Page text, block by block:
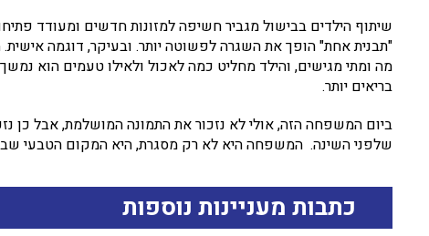
שיתוף הילדים בבישול מגביר חשיפה למזונות חדשים ומעודד
"תבנית אחת" הופך את השגרה לפשוטה יותר. ובעיקר, דוגמה אישית.
מה ומתי מגישים, והילד מחליט כמה לאכול ולאילו טעמים הוא
בריאים יותר.
ביום המשפחה הזה, אולי לא נזכור את התמונה המושלמת, אבל כן
שלפני השינה. המשפחה היא לא רק מסגרת, היא המקום הטבעי
כתבות מעניינות נוספות